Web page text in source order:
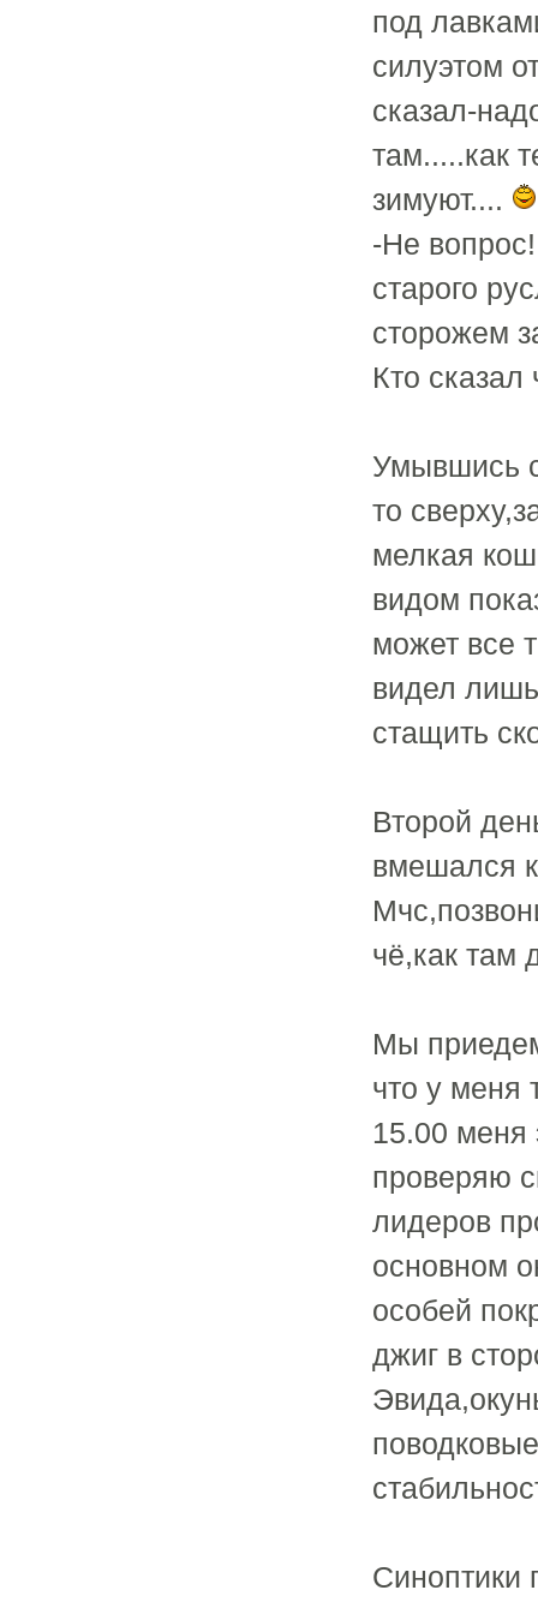
под
силуэтом
сказал-
там.....как
зимуют....
-Не
старого
сторожем
Кто сказал
Умывшись
то
мелкая
видом
может все
видел
стащить
Второй
вмешался
чё,как там
Мы
что у меня
15.00 меня
проверяю
лидеров
основном
особей
джиг в
Синоптики